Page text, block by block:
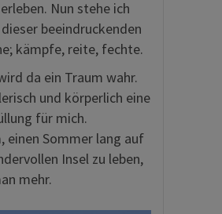
Nun stehe ich
beeindruckenden
kämpfe, reite, fechte.
da ein Traum wahr.
und körperlich eine
für mich.
einen Sommer lang auf
Insel zu leben,
mehr.